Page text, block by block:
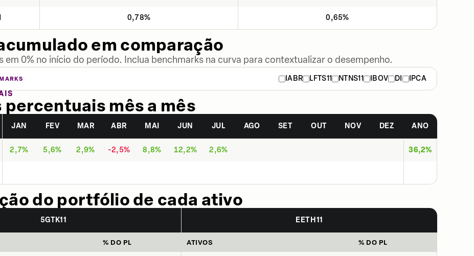
0,78%
0,65%
em comparação
em 0% no início do período. Inclua benchmarks na curva para contextualizar o desempenho.
IABR LFTS11 NTNS11 IBOV DI
IPCA
percentuais mês a mês
JAN FEV MAR ABR MAI JUN JUL AGO SET OUT NOV DEZ ANO
2,7% 5,6% 2,9% -2,5% 8,8% 12,2% 2,6% 36,2%
do portfólio de cada ativo
5GTK11 EETH11
% DO PL ATIVOS % DO PL